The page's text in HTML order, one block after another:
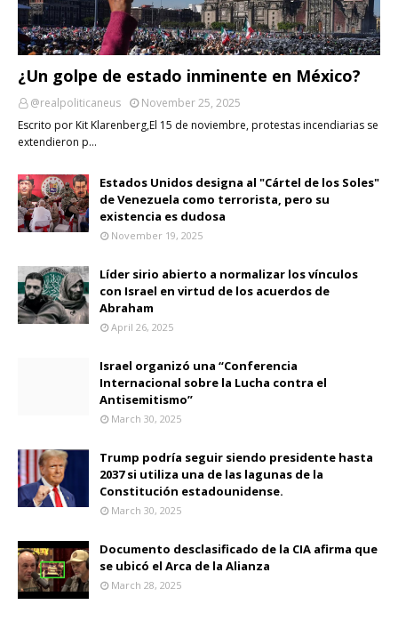
¿Un golpe de estado inminente en México?
@realpoliticaneus
November 25, 2025
Escrito por Kit Klarenberg,El 15 de noviembre, protestas incendiarias se
extendieron p…
Estados Unidos designa al "Cártel de los Soles"
de Venezuela como terrorista, pero su
existencia es dudosa
November 19, 2025
Líder sirio abierto a normalizar los vínculos
con Israel en virtud de los acuerdos de
Abraham
April 26, 2025
Israel organizó una “Conferencia
Internacional sobre la Lucha contra el
Antisemitismo”
March 30, 2025
Trump podría seguir siendo presidente hasta
2037 si utiliza una de las lagunas de la
Constitución estadounidense.
March 30, 2025
Documento desclasificado de la CIA afirma que
se ubicó el Arca de la Alianza
March 28, 2025